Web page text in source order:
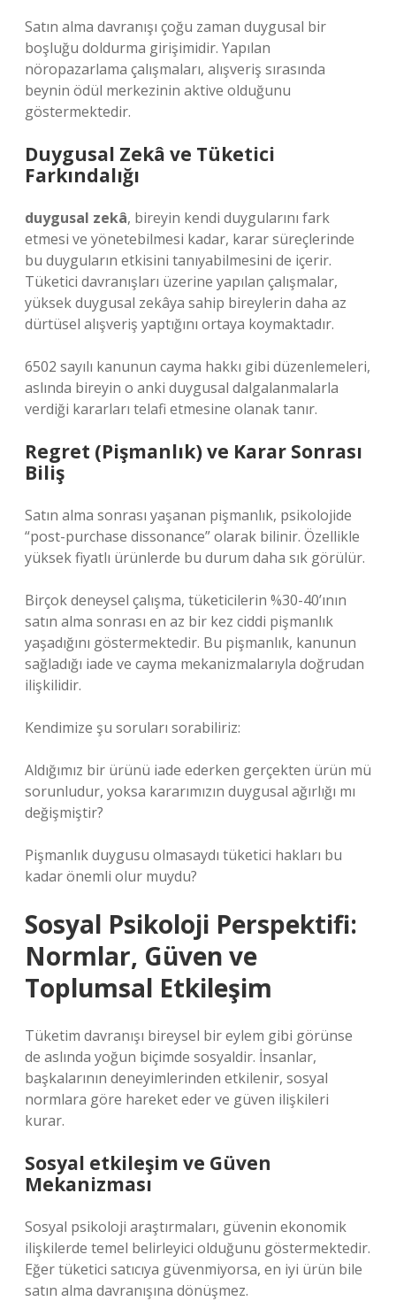
Satın alma davranışı çoğu zaman duygusal bir
boşluğu doldurma girişimidir. Yapılan
nöropazarlama çalışmaları, alışveriş sırasında
beynin ödül merkezinin aktive olduğunu
göstermektedir.
Duygusal Zekâ ve Tüketici
Farkındalığı
duygusal zekâ, bireyin kendi duygularını fark
etmesi ve yönetebilmesi kadar, karar süreçlerinde
bu duyguların etkisini tanıyabilmesini de içerir.
Tüketici davranışları üzerine yapılan çalışmalar,
yüksek duygusal zekâya sahip bireylerin daha az
dürtüsel alışveriş yaptığını ortaya koymaktadır.
6502 sayılı kanunun cayma hakkı gibi düzenlemeleri,
aslında bireyin o anki duygusal dalgalanmalarla
verdiği kararları telafi etmesine olanak tanır.
Regret (Pişmanlık) ve Karar Sonrası
Biliş
Satın alma sonrası yaşanan pişmanlık, psikolojide
“post-purchase dissonance” olarak bilinir. Özellikle
yüksek fiyatlı ürünlerde bu durum daha sık görülür.
Birçok deneysel çalışma, tüketicilerin %30-40’ının
satın alma sonrası en az bir kez ciddi pişmanlık
yaşadığını göstermektedir. Bu pişmanlık, kanunun
sağladığı iade ve cayma mekanizmalarıyla doğrudan
ilişkilidir.
Kendimize şu soruları sorabiliriz:
Aldığımız bir ürünü iade ederken gerçekten ürün mü
sorunludur, yoksa kararımızın duygusal ağırlığı mı
değişmiştir?
Pişmanlık duygusu olmasaydı tüketici hakları bu
kadar önemli olur muydu?
Sosyal Psikoloji Perspektifi:
Normlar, Güven ve
Toplumsal Etkileşim
Tüketim davranışı bireysel bir eylem gibi görünse
de aslında yoğun biçimde sosyaldir. İnsanlar,
başkalarının deneyimlerinden etkilenir, sosyal
normlara göre hareket eder ve güven ilişkileri
kurar.
Sosyal etkileşim ve Güven
Mekanizması
Sosyal psikoloji araştırmaları, güvenin ekonomik
ilişkilerde temel belirleyici olduğunu göstermektedir.
Eğer tüketici satıcıya güvenmiyorsa, en iyi ürün bile
satın alma davranışına dönüşmez.